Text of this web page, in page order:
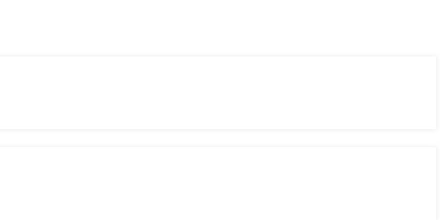
sans complications.
du marché.
des plateformes et des dApps.